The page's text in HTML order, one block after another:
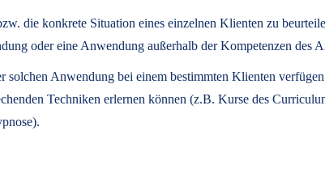
die konkrete Situation eines einzelnen Klienten zu
oder eine Anwendung außerhalb der Kompetenzen des
Anwendung bei einem bestimmten Klienten
Techniken erlernen können (z.B. Kurse des